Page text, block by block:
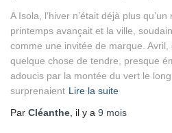
A Isola, l’hiver n’était déjà plus
printemps avançait et la ville,
comme une invitée de marque.
quelque chose de tendre, presque
adoucis par la montée du vert le
surprenaient Lire la suite
Par Cléanthe , il y a 9 mois